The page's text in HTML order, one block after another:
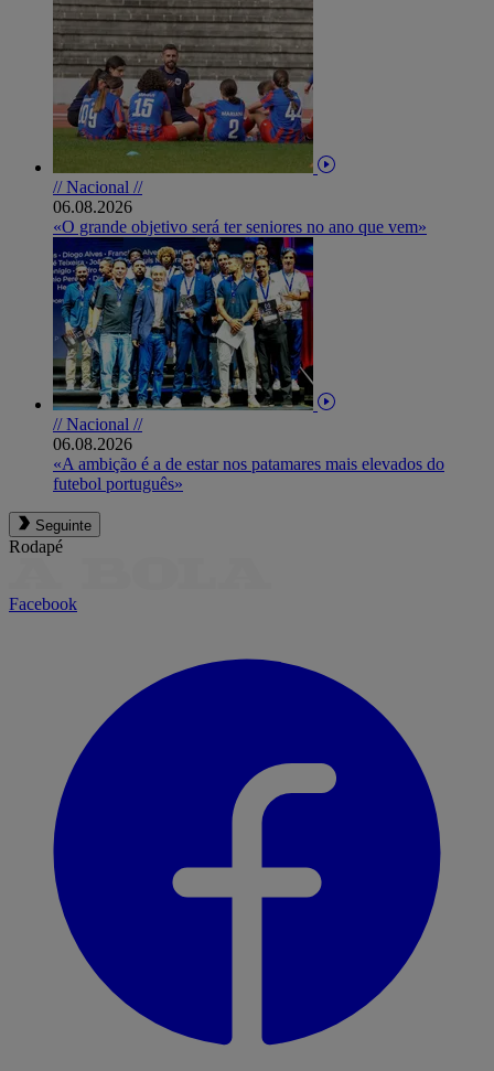
// Nacional //
06.08.2026
«O grande objetivo será ter seniores no ano que vem»
// Nacional //
06.08.2026
«A ambição é a de estar nos patamares mais elevados do
futebol português»
Seguinte
Rodapé
Facebook